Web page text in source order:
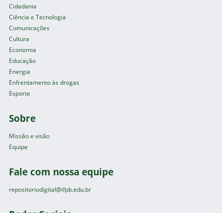
Cidadania
Ciência e Tecnologia
Comunicações
Cultura
Economia
Educação
Energia
Enfrentamento às drogas
Esporte
Sobre
Missão e visão
Equipe
Fale com nossa equipe
repositoriodigital@ifpb.edu.br